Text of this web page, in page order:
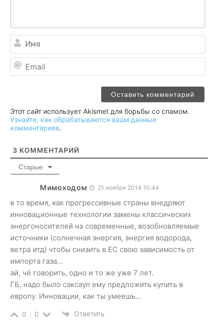
Этот сайт использует Akismet для борьбы со спамом.
Узнайте, как обрабатываются ваши данные
комментариев.
3 КОММЕНТАРИЙ
Старые
Мимоходом 21 ноября 2014 10:44
в то время, как прогрессивные страны внедряют
инновационные технологии замены классических
энергоносителей на современные, возобновляемые
источники (солнечная энергия, энергия водорода,
ветра итд) чтобы снизить в ЕС свою зависимость от
импорта газа…
ай, чё говорить, одно и то же уже 7 лет.
ГБ, надо было саксаул ему предложить купить в
европу. Инновации, как ты умеешь…
0 0 Ответить